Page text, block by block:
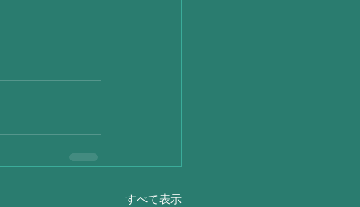
すべて表示